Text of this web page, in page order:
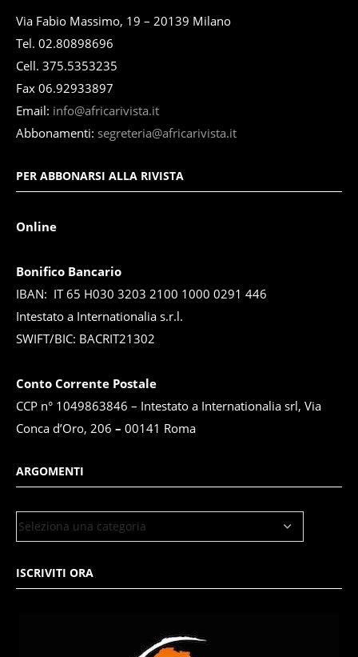
Via Fabio Massimo, 19 – 20139 Milano
Tel. 02.80898696
Cell. 375.5353235
Fax 06.92933897
Email: info@africarivista.it
Abbonamenti: segreteria@africarivista.it
PER ABBONARSI ALLA RIVISTA
Online
Bonifico Bancario
IBAN: IT 65 H030 3203 2100 1000 0291 446
Intestato a Internationalia s.r.l.
SWIFT/BIC: BACRIT21302
Conto Corrente Postale
CCP n° 1049863846 – Intestato a Internationalia srl, Via
Conca d’Oro, 206 – 00141 Roma
ARGOMENTI
ISCRIVITI ORA